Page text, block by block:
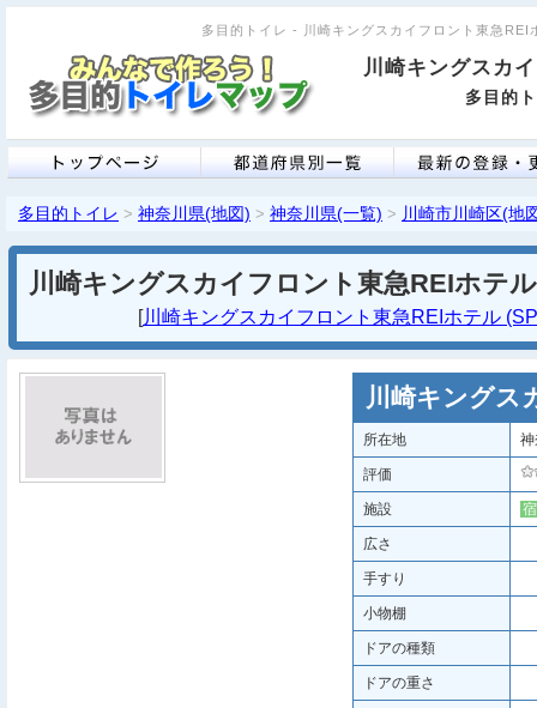
多目的トイレ - 川崎キングスカイフロント東急
川崎キングスカ
多目的
多目的トイレ > 神奈川県(地図) > 神奈川県(一覧) > 川崎市川崎区(地
川崎キングスカイフロント東急REIホテル
[川崎キングスカイフロント東急REIホテル
川崎キングス
所在地
評価
施設 宿
広さ
手すり
小物棚
ドアの種類
ドアの重さ